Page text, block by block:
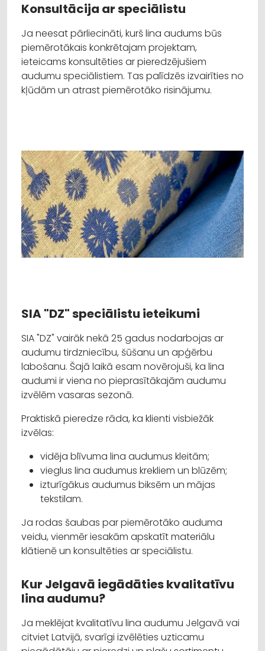
Konsultācija ar speciālistu
Ja neesat pārliecināti, kurš lina audums būs
piemērotākais konkrētajam projektam,
ieteicams konsultēties ar pieredzējušiem
audumu speciālistiem. Tas palīdzēs izvairīties no
kļūdām un atrast piemērotāko risinājumu.
SIA "DZ" speciālistu ieteikumi
SIA "DZ" vairāk nekā 25 gadus nodarbojas ar
audumu tirdzniecību, šūšanu un apģērbu
labošanu. Šajā laikā esam novērojuši, ka lina
audumi ir viena no pieprasītākajām audumu
izvēlēm vasaras sezonā.
Praktiskā pieredze rāda, ka klienti visbiežāk
izvēlas:
vidēja blīvuma lina audumus kleitām;
vieglus lina audumus krekliem un blūzēm;
izturīgākus audumus biksēm un mājas
tekstilam.
Ja rodas šaubas par piemērotāko auduma
veidu, vienmēr iesakām apskatīt materiālu
klātienē un konsultēties ar speciālistu.
Kur Jelgavā iegādāties kvalitatīvu
lina audumu?
Ja meklējat kvalitatīvu lina audumu Jelgavā vai
citviet Latvijā, svarīgi izvēlēties uzticamu